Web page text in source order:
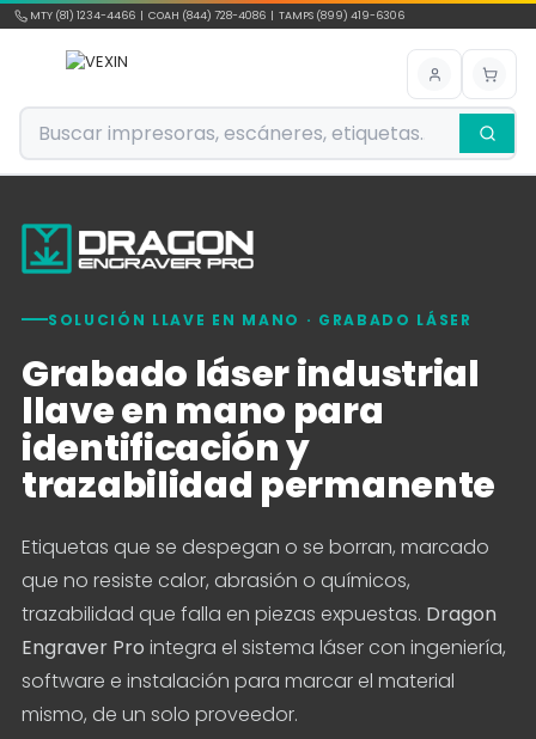
Ir al contenido
MTY (81) 1234-4466 | COAH (844) 728-4086 | TAMPS (899) 419-6306
SOLUCIÓN LLAVE EN MANO · GRABADO LÁSER
Grabado láser industrial
llave en mano para
identificación y
trazabilidad permanente
Etiquetas que se despegan o se borran, marcado
que no resiste calor, abrasión o químicos,
trazabilidad que falla en piezas expuestas. Dragon
Engraver Pro integra el sistema láser con ingeniería,
software e instalación para marcar el material
mismo, de un solo proveedor.